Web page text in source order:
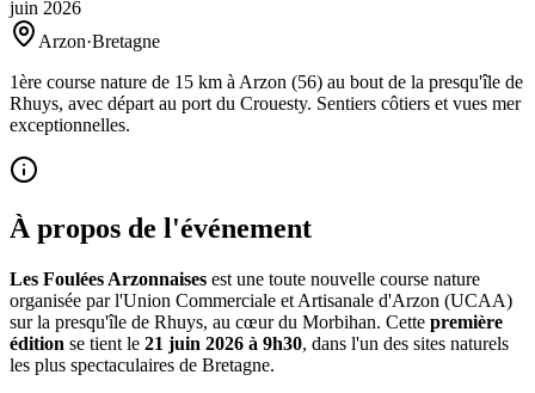
juin 2026
Arzon·Bretagne
1ère course nature de 15 km à Arzon (56) au bout de la presqu'île de
Rhuys, avec départ au port du Crouesty. Sentiers côtiers et vues mer
exceptionnelles.
À propos de l'événement
Les Foulées Arzonnaises est une toute nouvelle course nature
organisée par l'Union Commerciale et Artisanale d'Arzon (UCAA)
sur la presqu'île de Rhuys, au cœur du Morbihan. Cette première
édition se tient le 21 juin 2026 à 9h30, dans l'un des sites naturels
les plus spectaculaires de Bretagne.